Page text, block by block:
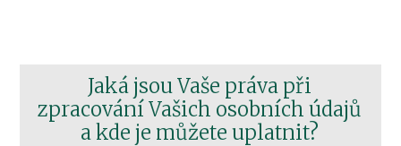
Jaká jsou Vaše práva při
zpracování Vašich osobních údajů
a kde je můžete uplatnit?